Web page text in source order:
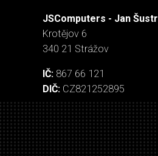
JSComputers - Jan Šustr
Krotějov 6
340 21 Strážov
IČ: 867 66 121
DIČ: CZ821252895